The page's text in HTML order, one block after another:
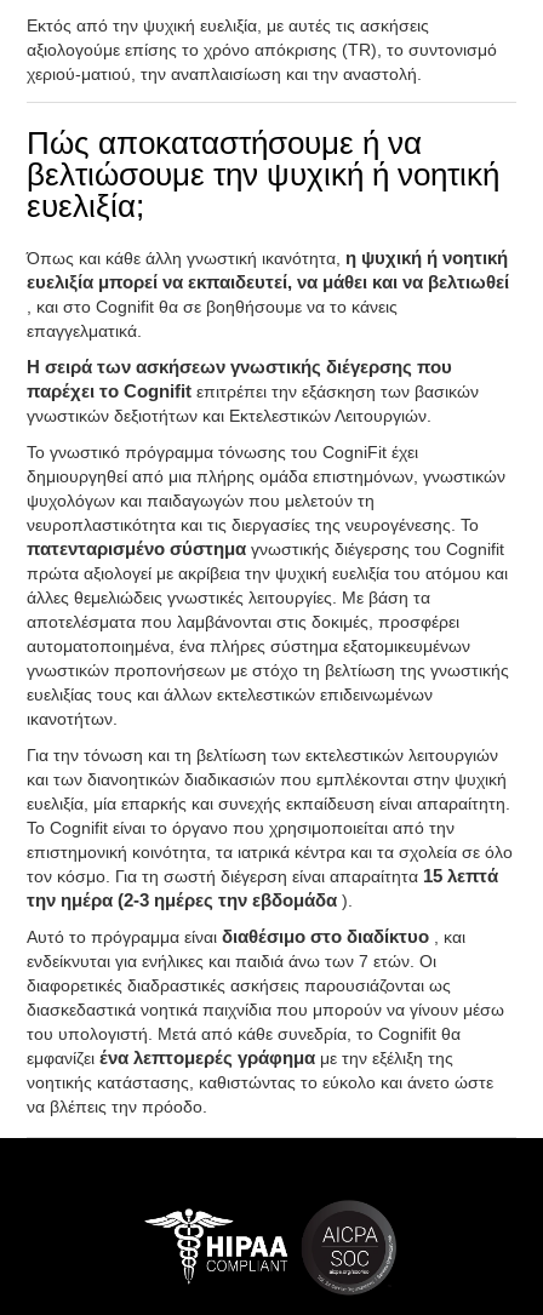
Εκτός από την ψυχική ευελιξία, με αυτές τις ασκήσεις
αξιολογούμε επίσης το χρόνο απόκρισης (TR), το συντονισμό
χεριού-ματιού, την αναπλαισίωση και την αναστολή.
Πώς αποκαταστήσουμε ή να
βελτιώσουμε την ψυχική ή νοητική
ευελιξία;
Όπως και κάθε άλλη γνωστική ικανότητα, η ψυχική ή νοητική
ευελιξία μπορεί να εκπαιδευτεί, να μάθει και να βελτιωθεί
, και στο Cognifit θα σε βοηθήσουμε να το κάνεις
επαγγελματικά.
Η σειρά των ασκήσεων γνωστικής διέγερσης που
παρέχει το Cognifit επιτρέπει την εξάσκηση των βασικών
γνωστικών δεξιοτήτων και Εκτελεστικών Λειτουργιών.
Το γνωστικό πρόγραμμα τόνωσης του CogniFit έχει
δημιουργηθεί από μια πλήρης ομάδα επιστημόνων, γνωστικών
ψυχολόγων και παιδαγωγών που μελετούν τη
νευροπλαστικότητα και τις διεργασίες της νευρογένεσης. Το
πατενταρισμένο σύστημαγνωστικής διέγερσης του Cognifit
πρώτα αξιολογεί με ακρίβεια την ψυχική ευελιξία του ατόμου και
άλλες θεμελιώδεις γνωστικές λειτουργίες. Με βάση τα
αποτελέσματα που λαμβάνονται στις δοκιμές, προσφέρει
αυτοματοποιημένα, ένα πλήρες σύστημα εξατομικευμένων
γνωστικών προπονήσεων με στόχο τη βελτίωση της γνωστικής
ευελιξίας τους και άλλων εκτελεστικών επιδεινωμένων
ικανοτήτων.
Για την τόνωση και τη βελτίωση των εκτελεστικών λειτουργιών
και των διανοητικών διαδικασιών που εμπλέκονται στην ψυχική
ευελιξία, μία επαρκής και συνεχής εκπαίδευση είναι απαραίτητη.
Το Cognifit είναι το όργανο που χρησιμοποιείται από την
επιστημονική κοινότητα, τα ιατρικά κέντρα και τα σχολεία σε όλο
τον κόσμο. Για τη σωστή διέγερση είναι απαραίτητα 15 λεπτά
την ημέρα (2-3 ημέρες την εβδομάδα).
Αυτό το πρόγραμμα είναιδιαθέσιμο στο διαδίκτυο
, και
ενδείκνυται για ενήλικες και παιδιά άνω των 7 ετών. Οι
διαφορετικές διαδραστικές ασκήσεις παρουσιάζονται ως
διασκεδαστικά νοητικά παιχνίδια που μπορούν να γίνουν μέσω
του υπολογιστή. Μετά από κάθε συνεδρία, το Cognifit θα
εμφανίζειένα λεπτομερές γράφημα με την εξέλιξη της
νοητικής κατάστασης, καθιστώντας το εύκολο και άνετο ώστε
να βλέπεις την πρόοδο.